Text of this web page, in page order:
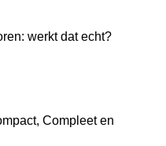
werkt dat echt?
Compleet en